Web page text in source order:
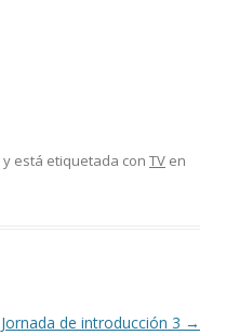
y está etiquetada con TV en
Jornada de introducción 3 →